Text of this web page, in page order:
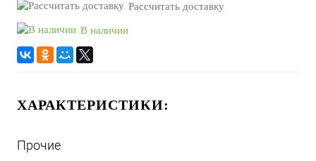
Рассчитать доставку
В наличии
ХАРАКТЕРИСТИКИ:
Прочие